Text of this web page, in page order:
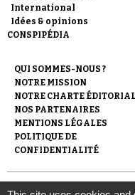
International
Idées & opinions
CONSPIPÉDIA
QUI SOMMES-NOUS ?
NOTRE MISSION
NOTRE CHARTE
NOS PARTENAIRES
MENTIONS LÉGALES
POLITIQUE DE
CONFIDENTIALITÉ
© 2007- 2026